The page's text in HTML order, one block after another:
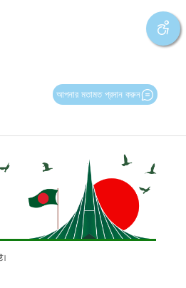
আপনার মতামত প্রদান করুন